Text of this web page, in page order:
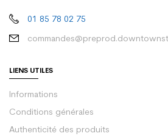
01 85 78 02 75
LIENS UTILES
Informations
Conditions générales
Authenticité des produits